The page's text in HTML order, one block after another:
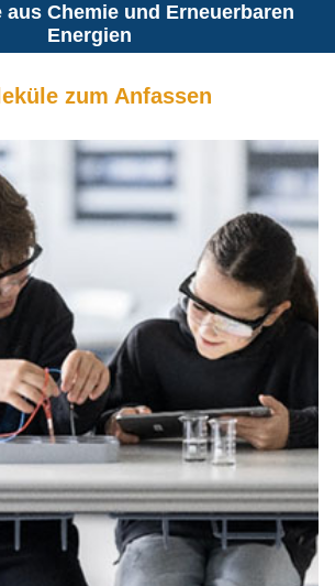
aus Chemie und Erneuerbaren
Energien
zum Anfassen